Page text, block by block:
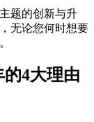
题的创新与升
无论您何时想要
4大理由